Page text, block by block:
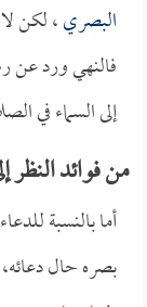
البصري، لكن
فالنهي ورد عن
إلى السماء في
من فوائد النظر
أما بالنسبة
بصره حال